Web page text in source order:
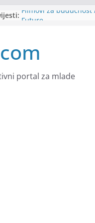
Filmovi za budućnost
Dijaspora Servis
Stomatologija
portal za mlade